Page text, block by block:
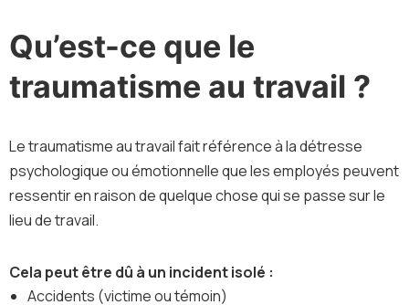
Qu’est-ce que le
traumatisme au travail ?
Le traumatisme au travail fait référence à la détresse
psychologique ou émotionnelle que les employés peuvent
ressentir en raison de quelque chose qui se passe sur le
lieu de travail.
Cela peut être dû à un incident isolé :
Accidents (victime ou témoin)